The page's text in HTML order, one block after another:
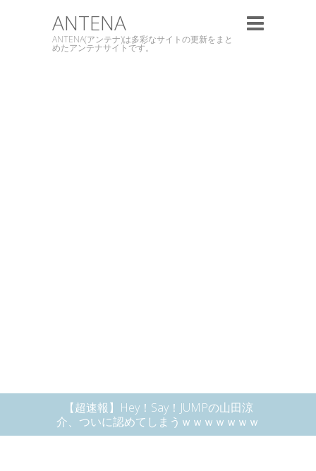
ANTENA
ANTENA(アンテナ)は多彩なサイトの更新をまと
めたアンテナサイトです。
【超速報】Hey！Say！JUMPの山田涼
介、ついに認めてしまうｗｗｗｗｗｗｗ